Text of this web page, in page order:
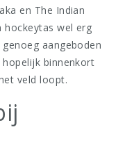
en The Indian
hockeytas wel erg
aangeboden
binnenkort
veld loopt.